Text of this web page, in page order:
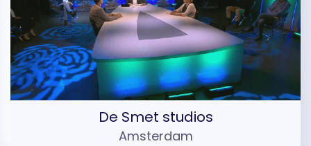
De Smet studios
Amsterdam